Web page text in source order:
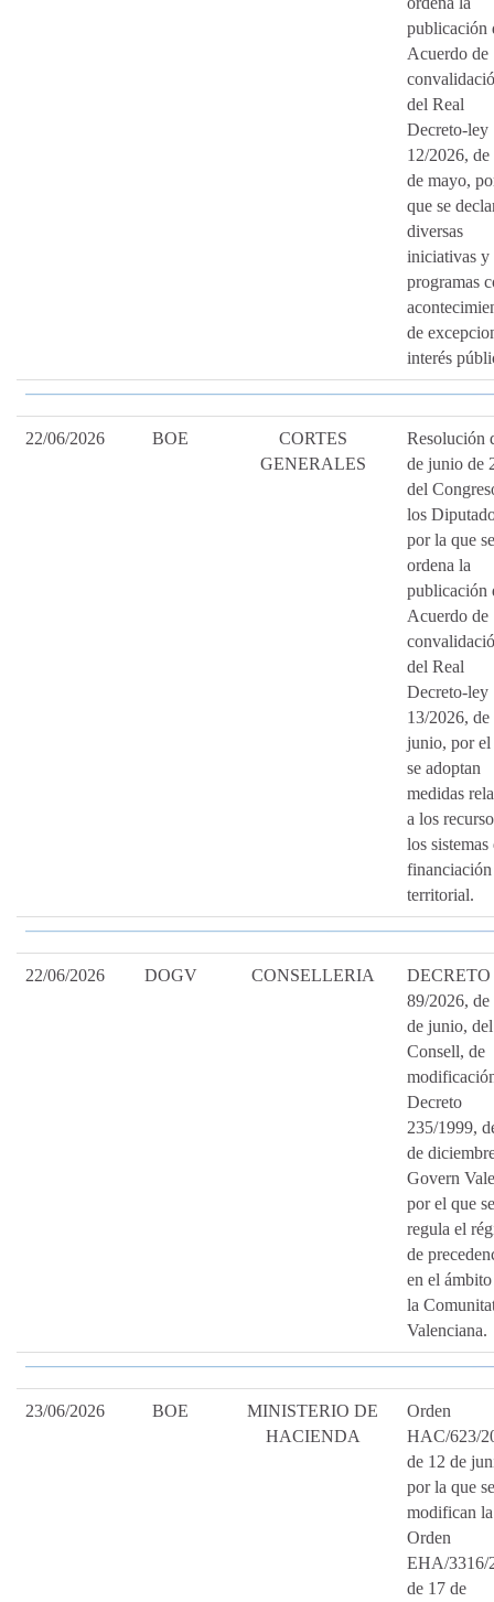
publicación
Acuerdo de
del Real
Decreto-ley
12/2026, de
de mayo,
que se
diversas
iniciativas y
programas
de
interés
22/06/2026 BOE
CORTES
GENERALES
Resolución
de junio de
del
los
por la que se
ordena la
publicación
Acuerdo de
del Real
Decreto-ley
13/2026, de
junio, por el
se adoptan
medidas
a los
los sistemas
financiación
territorial.
22/06/2026 DOGV CONSELLERIA
DECRETO
89/2026, de
de junio, del
Consell, de
Decreto
235/1999,
de
Govern
por el que se
regula el
de
en el
la
Valenciana.
23/06/2026 BOE
MINISTERIO DE
HACIENDA
Orden
HAC/623/
de 12 de
por la que se
modifican la
Orden
EHA/3316/
de 17 de